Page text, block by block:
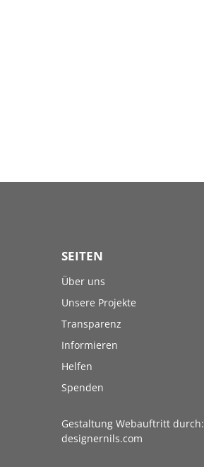
SEITEN
Über uns
Unsere Projekte
Transparenz
Informieren
Helfen
Spenden
Gestaltung Webauftritt durch:
designernils.com